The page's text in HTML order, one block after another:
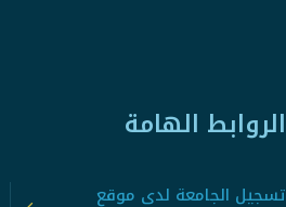
الروابط الهامة
تسجيل الجامعة لدى موقع